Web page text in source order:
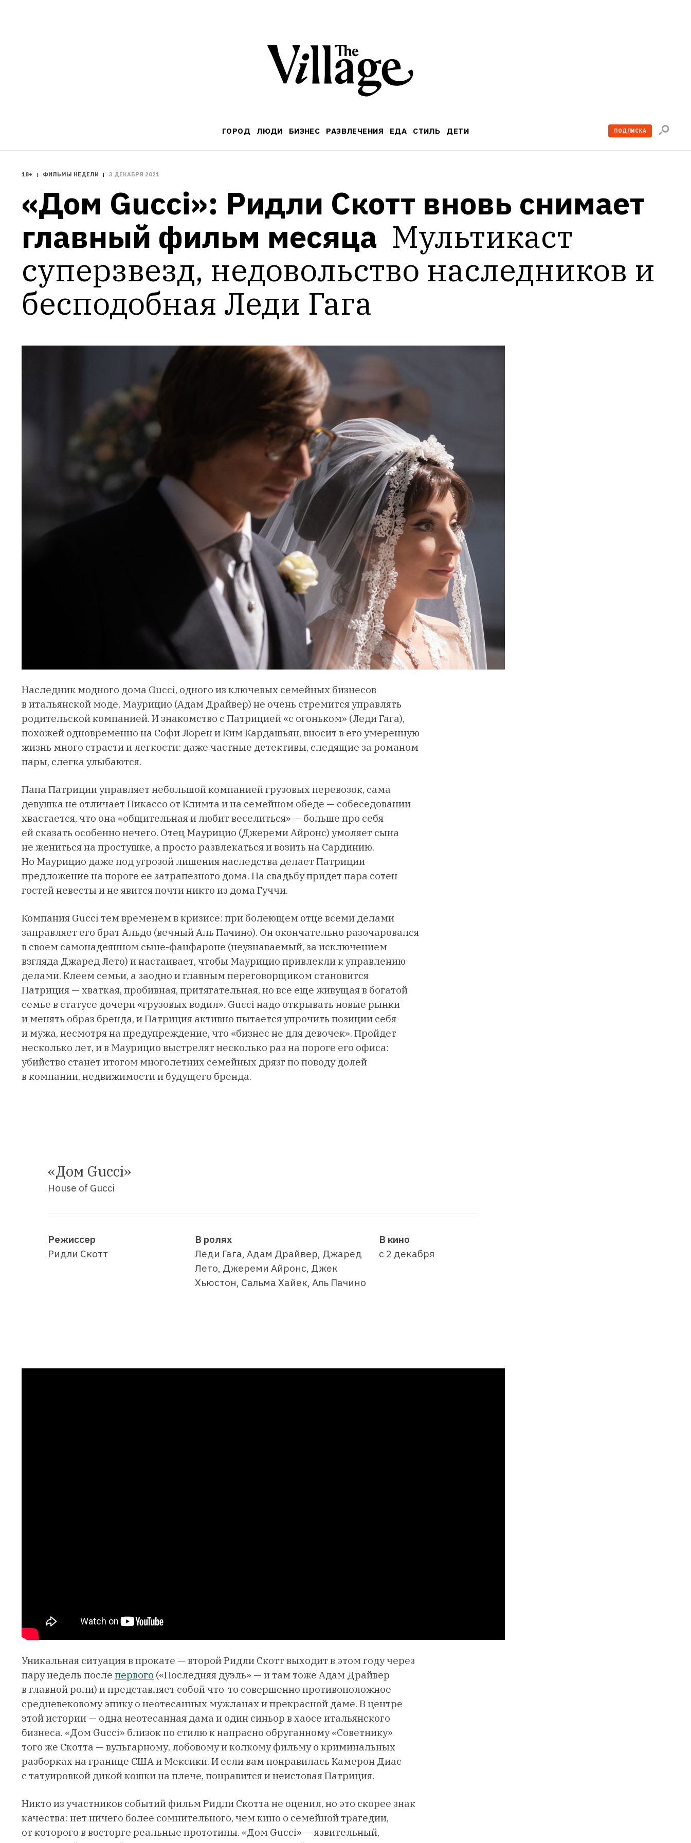
ПОДПИСКА
Поиск
по
ГОРОД ЛЮДИ БИЗНЕС РАЗВЛЕЧЕНИЯ ЕДА СТИЛЬ ДЕТИ
18+ ФИЛЬМЫ НЕДЕЛИ 3 ДЕКАБРЯ 2021
«Дом Gucci»: Ридли Скотт вновь снимает
главный фильм месяца Мультикаст
суперзвезд, недовольство наследников и
бесподобная Леди Гага
Наследник модного дома Gucci, одного из ключевых семейных бизнесов
в итальянской моде, Маурицио (Адам Драйвер) не очень стремится управлять
родительской компанией. И знакомство с Патрицией «с огоньком» (Леди Гага),
похожей одновременно на Софи Лорен и Ким Кардашьян, вносит в его умеренную
жизнь много страсти и легкости: даже частные детективы, следящие за романом
пары, слегка улыбаются.
Папа Патриции управляет небольшой компанией грузовых перевозок, сама
девушка не отличает Пикассо от Климта и на семейном обеде — собеседовании
хвастается, что она «общительная и любит веселиться» — больше про себя
ей сказать особенно нечего. Отец Маурицио (Джереми Айронс) умоляет сына
не жениться на простушке, а просто развлекаться и возить на Сардинию.
Но Маурицио даже под угрозой лишения наследства делает Патриции
предложение на пороге ее затрапезного дома. На свадьбу придет пара сотен
гостей невесты и не явится почти никто из дома Гуччи.
Компания Gucci тем временем в кризисе: при болеющем отце всеми делами
заправляет его брат Альдо (вечный Аль Пачино). Он окончательно разочаровался
в своем самонадеянном сыне-фанфароне (неузнаваемый, за исключением
взгляда Джаред Лето) и настаивает, чтобы Маурицио привлекли к управлению
делами. Клеем семьи, а заодно и главным переговорщиком становится
Патриция — хваткая, пробивная, притягательная, но все еще живущая в богатой
семье в статусе дочери «грузовых водил». Gucci надо открывать новые рынки
и менять образ бренда, и Патриция активно пытается упрочить позиции себя
и мужа, несмотря на предупреждение, что «бизнес не для девочек». Пройдет
несколько лет, и в Маурицио выстрелят несколько раз на пороге его офиса:
убийство станет итогом многолетних семейных дрязг по поводу долей
в компании, недвижимости и будущего бренда.
«Дом Gucci»
House of Gucci
Режиссер
Ридли Скотт
В ролях
Леди Гага, Адам Драйвер, Джаред
Лето, Джереми Айронс, Джек
Хьюстон, Сальма Хайек, Аль Пачино
В кино
с 2 декабря
Уникальная ситуация в прокате — второй Ридли Скотт выходит в этом году через
пару недель после первого («Последняя дуэль» — и там тоже Адам Драйвер
в главной роли) и представляет собой что-то совершенно противоположное
средневековому эпику о неотесанных мужланах и прекрасной даме. В центре
этой истории — одна неотесанная дама и один синьор в хаосе итальянского
бизнеса. «Дом Gucci» близок по стилю к напрасно обруганному «Советнику»
того же Скотта — вульгарному, лобовому и колкому фильму о криминальных
разборках на границе США и Мексики. И если вам понравилась Камерон Диас
с татуировкой дикой кошки на плече, понравится и неистовая Патриция.
Никто из участников событий фильм Ридли Скотта не оценил, но это скорее знак
качества: нет ничего более сомнительного, чем кино о семейной трагедии,
от которого в восторге реальные прототипы. «Дом Gucci» — язвительный,